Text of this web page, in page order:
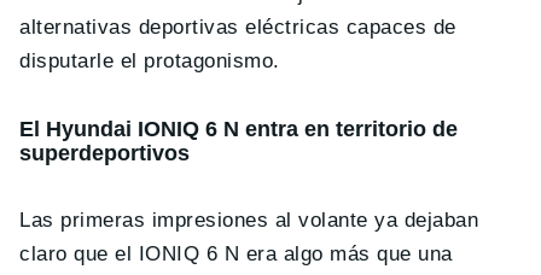
alternativas deportivas eléctricas capaces de
disputarle el protagonismo.
El Hyundai IONIQ 6 N entra en territorio de
superdeportivos
Las primeras impresiones al volante ya dejaban
claro que el IONIQ 6 N era algo más que una